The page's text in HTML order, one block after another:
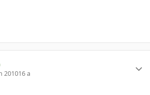
201016 a